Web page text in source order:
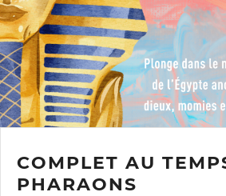
COMPLET AU
PHARAONS